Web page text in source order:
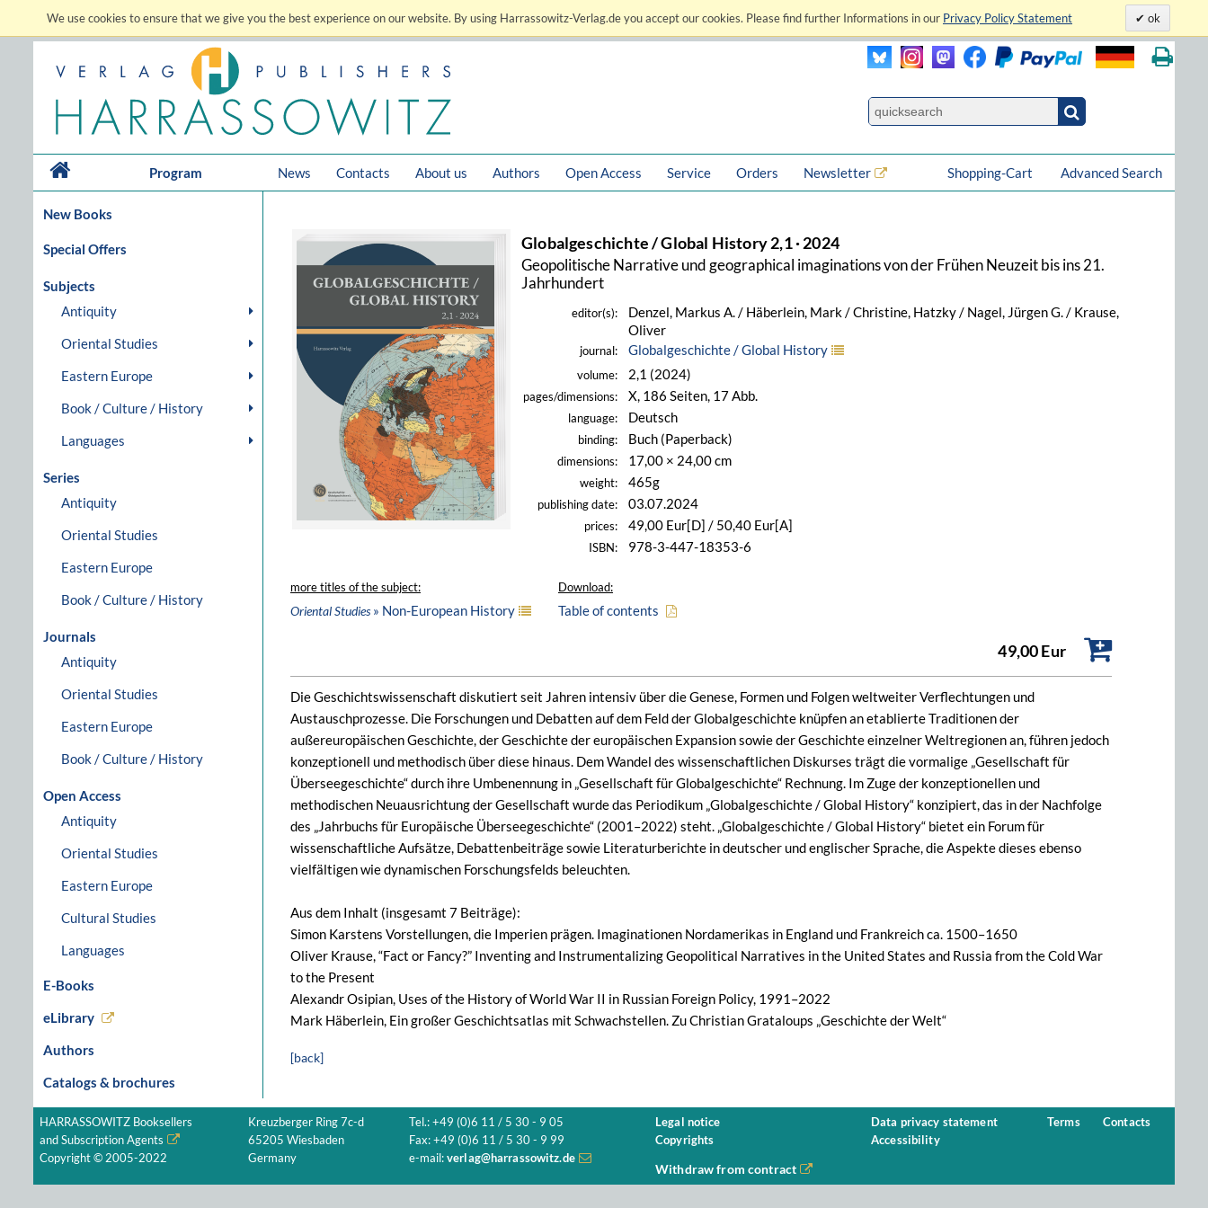
We use cookies to ensure that we give you the best experience on our website. By using Harrassowitz-Verlag.de you accept our cookies. Please find further Informations in our Privacy Policy Statement ok
Program News Contacts About us Authors Open Access Service Orders Newsletter Advanced Search
Shopping-Cart
New Books
Special Offers
Subjects
Antiquity
Oriental Studies
Eastern Europe
Book / Culture / History
Languages
Series
Antiquity
Oriental Studies
Eastern Europe
Book / Culture / History
Journals
Antiquity
Oriental Studies
Eastern Europe
Book / Culture / History
Open Access
Antiquity
Oriental Studies
Eastern Europe
Cultural Studies
Languages
E-Books
eLibrary
Authors
Catalogs & brochures
Globalgeschichte / Global History 2,1 · 2024
Geopolitische Narrative und geographical imaginations von der Frühen Neuzeit bis ins 21.
Jahrhundert
editor(s):
Denzel, Markus A. / Häberlein, Mark / Christine, Hatzky / Nagel, Jürgen G. / Krause,
Oliver
journal: Globalgeschichte / Global History
volume: 2,1 (2024)
pages/dimensions: X, 186 Seiten, 17 Abb.
language: Deutsch
binding: Buch (Paperback)
dimensions: 17,00 × 24,00 cm
weight: 465g
publishing date: 03.07.2024
prices: 49,00 Eur[D] / 50,40 Eur[A]
ISBN: 978-3-447-18353-6
more titles of the subject:
Oriental Studies» Non-European History
Download:
Table of contents
49,00 Eur
Die Geschichtswissenschaft diskutiert seit Jahren intensiv über die Genese, Formen und Folgen weltweiter Verflechtungen und
Austauschprozesse. Die Forschungen und Debatten auf dem Feld der Globalgeschichte knüpfen an etablierte Traditionen der
außereuropäischen Geschichte, der Geschichte der europäischen Expansion sowie der Geschichte einzelner Weltregionen an, führen jedoch
konzeptionell und methodisch über diese hinaus. Dem Wandel des wissenschaftlichen Diskurses trägt die vormalige „Gesellschaft für
Überseegeschichte“ durch ihre Umbenennung in „Gesellschaft für Globalgeschichte“ Rechnung. Im Zuge der konzeptionellen und
methodischen Neuausrichtung der Gesellschaft wurde das Periodikum „Globalgeschichte / Global History“ konzipiert, das in der Nachfolge
des „Jahrbuchs für Europäische Überseegeschichte“ (2001–2022) steht. „Globalgeschichte / Global History“ bietet ein Forum für
wissenschaftliche Aufsätze, Debattenbeiträge sowie Literaturberichte in deutscher und englischer Sprache, die Aspekte dieses ebenso
vielfältigen wie dynamischen Forschungsfelds beleuchten.
Aus dem Inhalt (insgesamt 7 Beiträge):
Simon Karstens Vorstellungen, die Imperien prägen. Imaginationen Nordamerikas in England und Frankreich ca. 1500–1650
Oliver Krause, “Fact or Fancy?” Inventing and Instrumentalizing Geopolitical Narratives in the United States and Russia from the Cold War
to the Present
Alexandr Osipian, Uses of the History of World War II in Russian Foreign Policy, 1991–2022
Mark Häberlein, Ein großer Geschichtsatlas mit Schwachstellen. Zu Christian Grataloups „Geschichte der Welt“
[back]
HARRASSOWITZ Booksellers
and Subscription Agents
Copyright © 2005-2022
Kreuzberger Ring 7c-d
65205 Wiesbaden
Germany
Tel.: +49 (0)6 11 / 5 30 - 9 05
Fax: +49 (0)6 11 / 5 30 - 9 99
e-mail: verlag@harrassowitz.de
Legal notice
Copyrights
Data privacy statement
Accessibility
Terms Contacts
Withdraw from contract